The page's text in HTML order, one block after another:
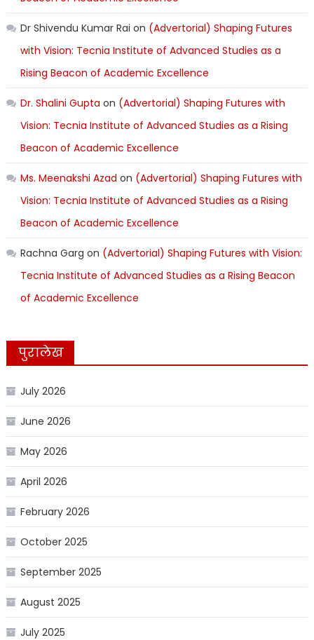
Dr Shivendu Kumar Rai on (Advertorial) Shaping Futures
with Vision: Tecnia Institute of Advanced Studies as a
Rising Beacon of Academic Excellence
Dr. Shalini Gupta on (Advertorial) Shaping Futures with
Vision: Tecnia Institute of Advanced Studies as a Rising
Beacon of Academic Excellence
Ms. Meenakshi Azad on (Advertorial) Shaping Futures with
Vision: Tecnia Institute of Advanced Studies as a Rising
Beacon of Academic Excellence
Rachna Garg on (Advertorial) Shaping Futures with Vision:
Tecnia Institute of Advanced Studies as a Rising Beacon
of Academic Excellence
पुरालेख
July 2026
June 2026
May 2026
April 2026
February 2026
October 2025
September 2025
August 2025
July 2025